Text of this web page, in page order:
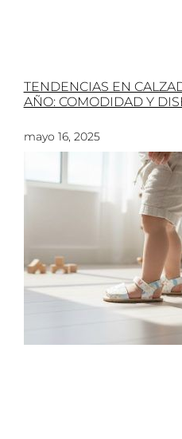
TENDENCIAS EN
AÑO: COMODIDAD Y
mayo 16, 2025